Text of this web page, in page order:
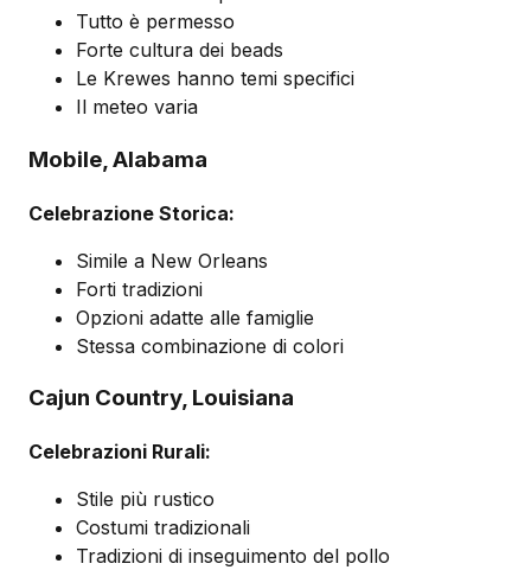
Tutto è permesso
Forte cultura dei beads
Le Krewes hanno temi specifici
Il meteo varia
Mobile, Alabama
Celebrazione Storica:
Simile a New Orleans
Forti tradizioni
Opzioni adatte alle famiglie
Stessa combinazione di colori
Cajun Country, Louisiana
Celebrazioni Rurali:
Stile più rustico
Costumi tradizionali
Tradizioni di inseguimento del pollo